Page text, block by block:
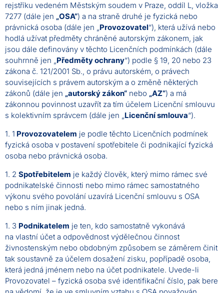
rejstříku vedeném Městským soudem v Praze, oddíl L, vložka
7277 (dále jen „OSA“) a na straně druhé je fyzická nebo
právnická osoba (dále jen „Provozovatel“), která užívá nebo
hodlá užívat předměty chráněné autorským zákonem, jak
jsou dále definovány v těchto Licenčních podmínkách (dále
souhrnně jen „Předměty ochrany“) podle § 19, 20 nebo 23
zákona č. 121/2001 Sb., o právu autorském, o právech
souvisejících s právem autorským a o změně některých
zákonů (dále jen „autorský zákon“ nebo „AZ“) a má
zákonnou povinnost uzavřít za tím účelem Licenční smlouvu
s kolektivním správcem (dále jen „Licenční smlouva“).
1. 1 Provozovatelem je podle těchto Licenčních podmínek
fyzická osoba v postavení spotřebitele či podnikající fyzická
osoba nebo právnická osoba.
1. 2 Spotřebitelem je každý člověk, který mimo rámec své
podnikatelské činnosti nebo mimo rámec samostatného
výkonu svého povolání uzavírá Licenční smlouvu s OSA
nebo s ním jinak jedná.
1. 3 Podnikatelem je ten, kdo samostatně vykonává
na vlastní účet a odpovědnost výdělečnou činnost
živnostenským nebo obdobným způsobem se záměrem činit
tak soustavně za účelem dosažení zisku, popřípadě osoba,
která jedná jménem nebo na účet podnikatele. Uvede-li
Provozovatel – fyzická osoba své identifikační číslo, pak bere